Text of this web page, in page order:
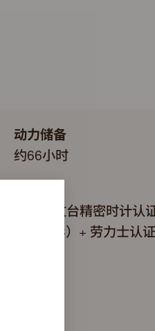
动力储备
约66小时
超卓天文台精密时计
（COSC）+ 劳力士认